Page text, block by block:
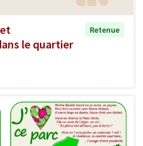
le quartier
Retenue